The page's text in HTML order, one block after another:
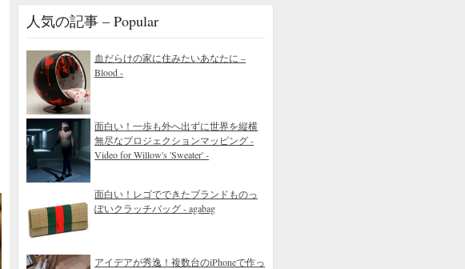
人気の記事 – Popular
血だらけの家に住みたいあなたに –
Blood -
面白い！一歩も外へ出ずに世界を縦横
無尽なプロジェクションマッピング -
Video for Willow's 'Sweater' -
面白い！レゴでできたブランドものっ
ぽいクラッチバッグ - agabag
アイデアが秀逸！複数台のiPhoneで作っ